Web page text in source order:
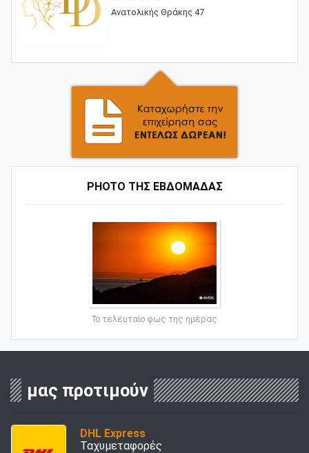
Ανατολικής Θράκης 47
PHOTO ΤΗΣ ΕΒΔΟΜΑΔΑΣ
Το τελευταίο φως της ημέρας
μας προτιμούν
DHL Express
Ταχυμεταφορές